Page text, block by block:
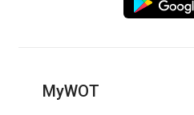
MyWOT